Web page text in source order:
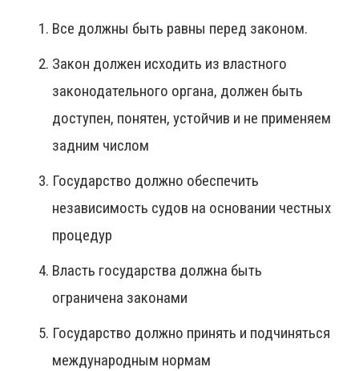
Все должны быть равны перед законом.
Закон должен исходить из властного
законодательного органа, должен быть
доступен, понятен, устойчив и не применяем
задним числом
Государство должно обеспечить
независимость судов на основании честных
процедур
Власть государства должна быть
ограничена законами
Государство должно принять и подчиняться
международным нормам